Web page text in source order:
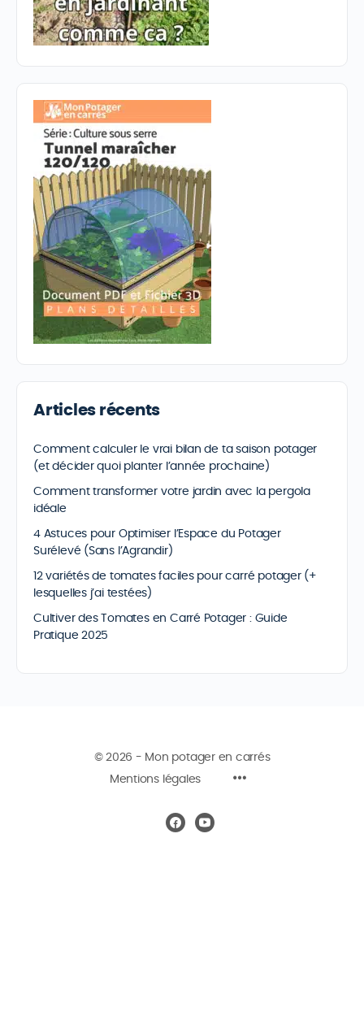
Articles récents
Comment calculer le vrai bilan de ta saison potager
(et décider quoi planter l’année prochaine)
Comment transformer votre jardin avec la pergola
idéale
4 Astuces pour Optimiser l’Espace du Potager
Surélevé (Sans l’Agrandir)
12 variétés de tomates faciles pour carré potager (+
lesquelles j’ai testées)
Cultiver des Tomates en Carré Potager : Guide
Pratique 2025
© 2026 - Mon potager en carrés
Mentions légales